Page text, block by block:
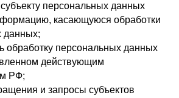
персональных данных
касающуюся обработки
данных;
обработку персональных данных
действующим
РФ;
и запросы субъектов